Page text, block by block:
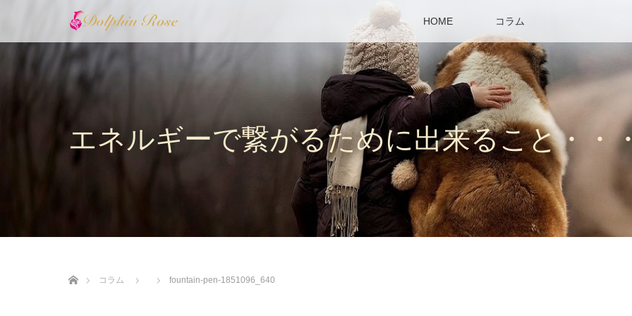
HOME コラム
エネルギーで繋がるために出来ること・・
コラム
fountain-pen-1851096_640